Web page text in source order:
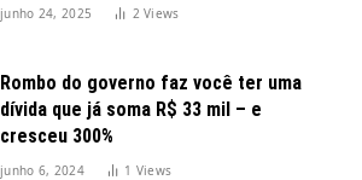
junho 24, 2025 2Views
Rombo do governo faz você ter uma
dívida que já soma R$ 33 mil – e
cresceu 300%
junho 6, 2024 1 Views